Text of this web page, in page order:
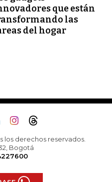
que están
las
del hogar
los derechos reservados.
Bogotá